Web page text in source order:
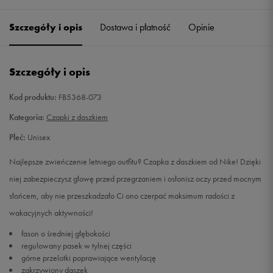
L Powiadom o dostępności
Szczegóły i opis Dostawa i płatność Opinie
Szczegóły i opis
Kod produktu: FB5368-073
Kategoria: Czapki z daszkiem
Płeć: Unisex
Najlepsze zwieńczenie letniego outfitu? Czapka z daszkiem od Nike! Dzięki
niej zabezpieczysz głowę przed przegrzaniem i osłonisz oczy przed mocnym
słońcem, aby nie przeszkadzało Ci ono czerpać maksimum radości z
wakacyjnych aktywności!
fason o średniej głębokości
regulowany pasek w tylnej części
górne przelotki poprawiające wentylację
zakrzywiony daszek